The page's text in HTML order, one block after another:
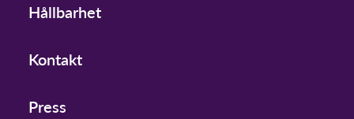
Hållbarhet
Kontakt
Press